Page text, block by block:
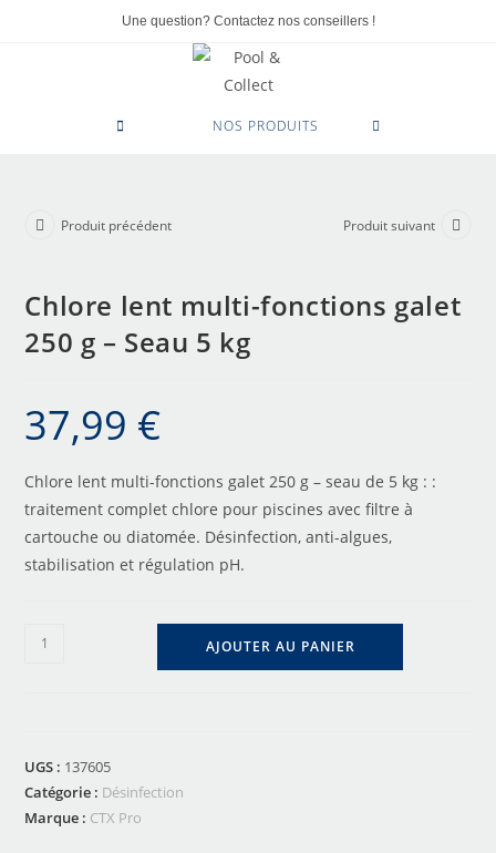
Une question? Contactez nos conseillers !
NOS PRODUITS
Produit précédent Produit suivant
Chlore lent multi-fonctions galet
250 g – Seau 5 kg
37,99 €
Chlore lent multi-fonctions galet 250 g – seau de 5 kg : :
traitement complet chlore pour piscines avec filtre à
cartouche ou diatomée. Désinfection, anti-algues,
stabilisation et régulation pH.
AJOUTER AU PANIER
UGS : 137605
Catégorie : Désinfection
Marque : CTX Pro